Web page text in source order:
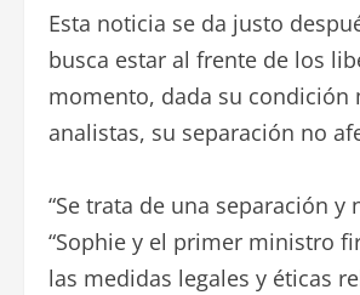
Esta noticia se da justo
busca estar al frente de los
momento, dada su condición
analistas, su separación no
“Se trata de una separación
“Sophie y el primer ministro
las medidas legales y éticas